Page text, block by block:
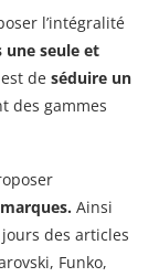
l’intégralité
une seule et
de séduire un
des gammes
Ainsi
des articles
Funko,